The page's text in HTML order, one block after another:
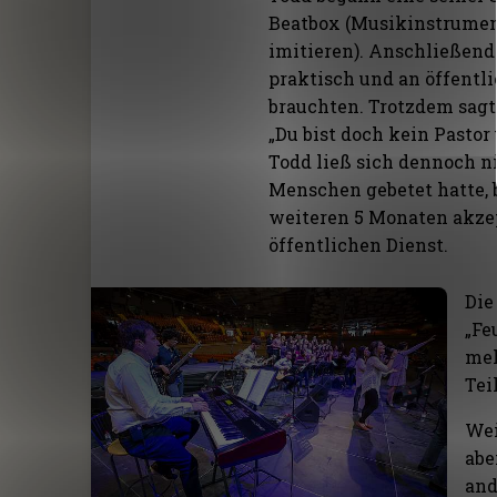
Beatbox
imitieren). Anschließend
praktisch und an
brauchten. Trotzdem
„Du bist doch kein
Todd ließ sich dennoch
Menschen gebetet
weiteren 5 Monaten
öffentlichen Dienst.